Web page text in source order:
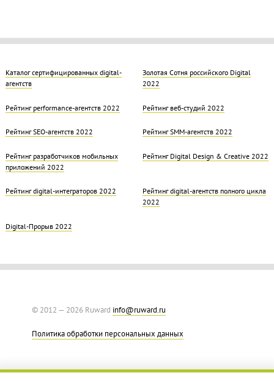
Каталог сертифицированных digital-
агентств
Золотая Cотня российского Digital
2022
Рейтинг performance-агентств 2022 Рейтинг веб-студий 2022
Рейтинг SEO-агентств 2022 Рейтинг SMM-агентств 2022
Рейтинг разработчиков мобильных
приложений 2022
Рейтинг Digital Design & Creative 2022
Рейтинг digital-интеграторов 2022
Рейтинг digital-агентств полного цикла
2022
Digital-Прорыв 2022
© 2012 — 2026 Ruward info@ruward.ru
Политика обработки персональных данных